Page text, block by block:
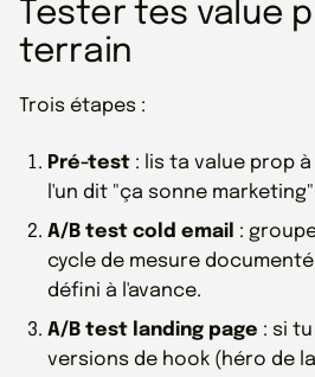
Tester tes value
terrain
Trois étapes :
Pré-test : lis ta value prop
l'un dit "ça sonne
A/B test cold email :
cycle de mesure
défini à l'avance.
A/B test landing page : si
versions de hook (héro de